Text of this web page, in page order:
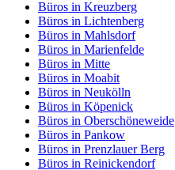
Büros in Kreuzberg
Büros in Lichtenberg
Büros in Mahlsdorf
Büros in Marienfelde
Büros in Mitte
Büros in Moabit
Büros in Neukölln
Büros in Köpenick
Büros in Oberschöneweide
Büros in Pankow
Büros in Prenzlauer Berg
Büros in Reinickendorf